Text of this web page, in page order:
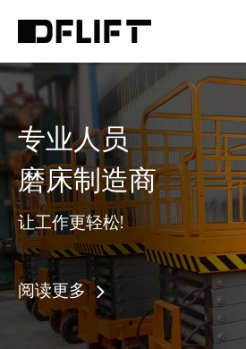
专业人员
磨床制造商
让工作更轻松!
阅读更多